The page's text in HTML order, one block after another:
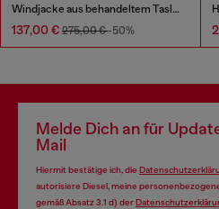
Windjacke aus behandeltem Taslan
137,00 € 275,00 €-50%
Melde Dich an für
Mail
Hiermit bestätige ich, die
autorisiere Diesel, meine
gemäß Absatz 3.1 d) der